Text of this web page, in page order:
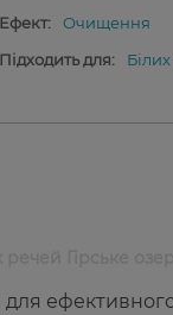
Ефект:
Очищення
Підходить для:
ефективного